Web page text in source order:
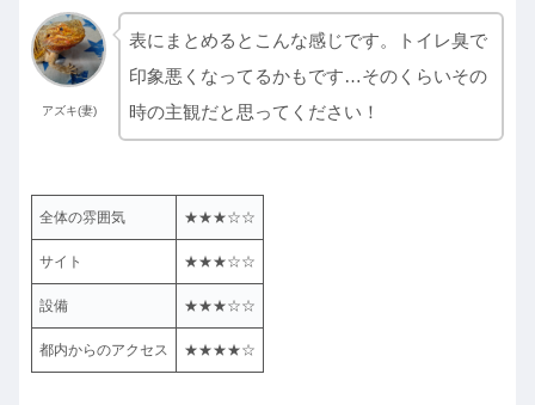
アズキ(妻)
表にまとめるとこんな感じです。トイレ臭で
印象悪くなってるかもです…そのくらいその
時の主観だと思ってください！
全体の雰囲気 ★★★☆☆
サイト ★★★☆☆
設備 ★★★☆☆
都内からのアクセス ★★★★☆